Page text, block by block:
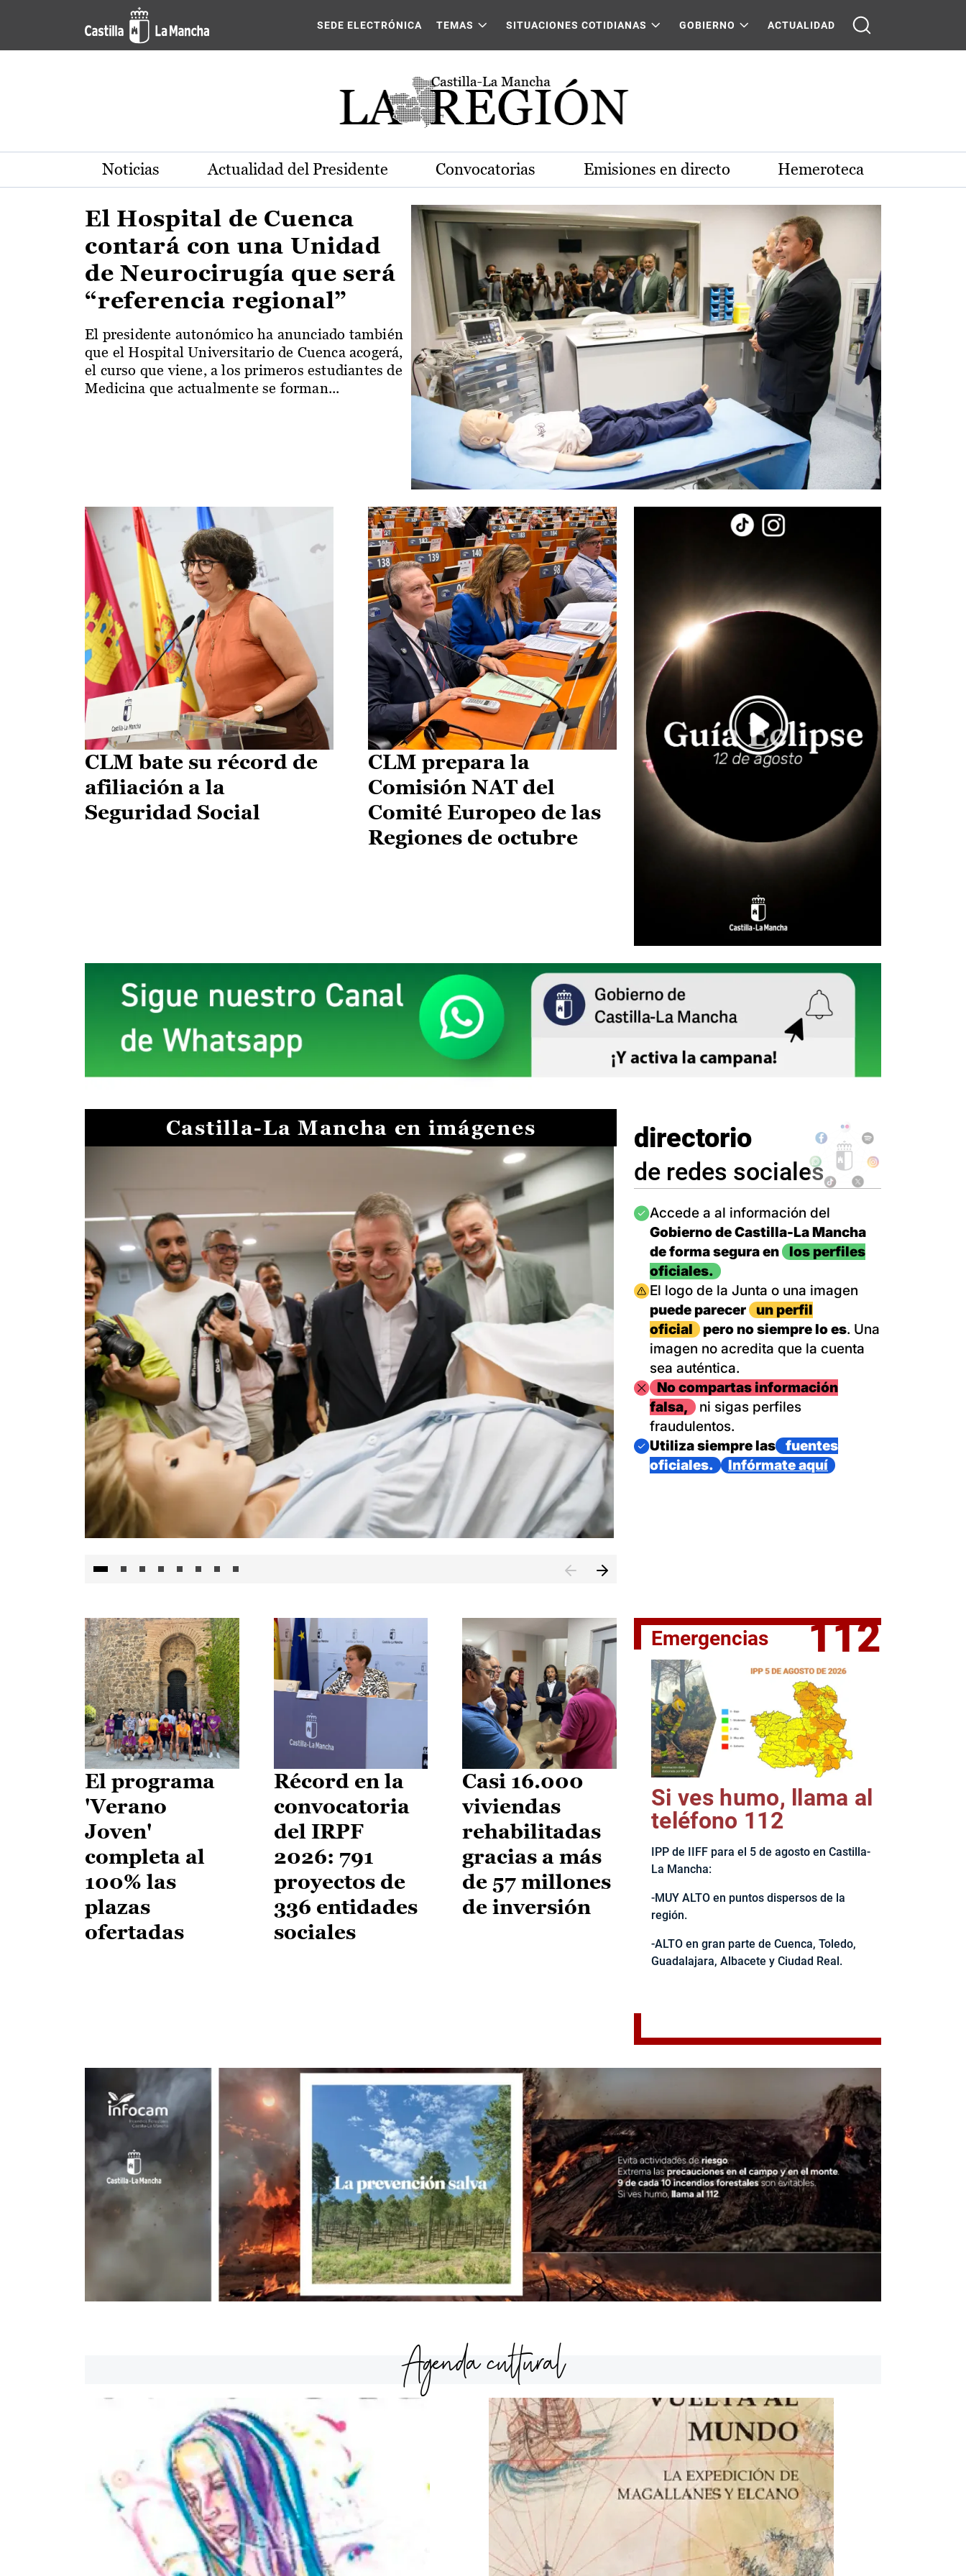
Pasar al contenido principal
Actualidad de la región de Castilla-La Mancha
SEDE ELECTRÓNICA TEMAS SITUACIONES COTIDIANAS GOBIERNO ACTUALIDAD
Noticias Actualidad del Presidente Convocatorias Emisiones en directo Hemeroteca
El Hospital de Cuenca
contará con una Unidad
de Neurocirugía que será
“referencia regional”
El presidente autonómico ha anunciado también
que el Hospital Universitario de Cuenca acogerá,
el curso que viene, a los primeros estudiantes de
Medicina que actualmente se forman...
CLM bate su récord de
afiliación a la
Seguridad Social
CLM prepara la
Comisión NAT del
Comité Europeo de las
Regiones de octubre
Castilla-La Mancha en imágenes
El jefe del Ejecutivo castellanomanchego, Emiliano García-
directorio
de redes sociales
Imagen
Accede a al información del
Gobierno de Castilla-La Mancha
de forma segura en
los perfiles
oficiales.
Imagen
El logo de la Junta o una imagen
puede parecer
un perfil
oficial
pero no siempre lo es. Una
imagen no acredita que la cuenta
sea auténtica.
ImagenNo compartas información
falsa,
ni sigas perfiles
fraudulentos.
Imagen
Utiliza siempre las
fuentes
oficiales.
Infórmate aquí
El programa
'Verano
Joven'
completa al
100% las
plazas
ofertadas
Récord en la
convocatoria
del IRPF
2026: 791
proyectos de
336 entidades
sociales
Casi 16.000
viviendas
rehabilitadas
gracias a más
de 57 millones
de inversión
Emergencias 112
Si ves humo, llama al
teléfono 112
IPP de IIFF para el 5 de agosto en Castilla-
La Mancha:
-MUY ALTO en puntos dispersos de la
región.
-ALTO en gran parte de Cuenca, Toledo,
Guadalajara, Albacete y Ciudad Real.
Agenda cultural